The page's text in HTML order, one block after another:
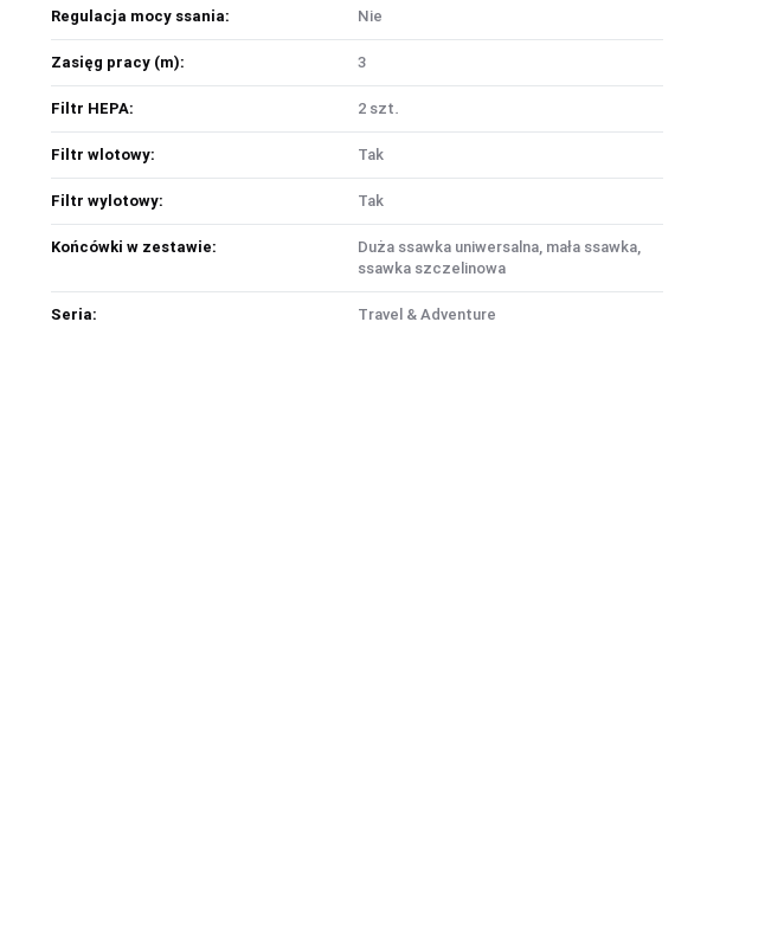
Regulacja mocy ssania: Nie
Zasięg pracy (m): 3
Filtr HEPA: 2 szt.
Filtr wlotowy: Tak
Filtr wylotowy: Tak
Końcówki w zestawie:
Duża ssawka uniwersalna, mała ssawka,
ssawka szczelinowa
Seria: Travel & Adventure